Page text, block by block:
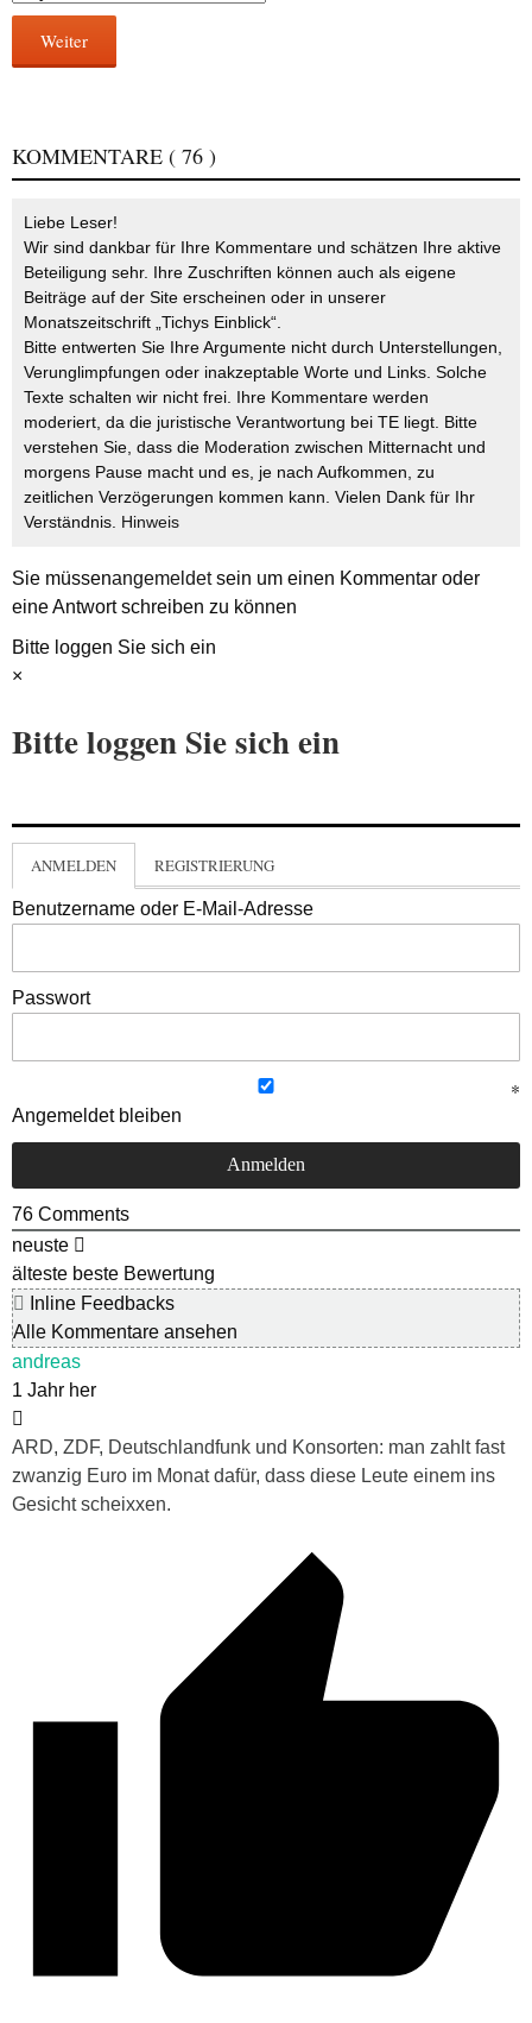
Weiter
KOMMENTARE ( 76 )
Liebe Leser!
Wir sind dankbar für Ihre Kommentare und schätzen Ihre aktive
Beteiligung sehr. Ihre Zuschriften können auch als eigene
Beiträge auf der Site erscheinen oder in unserer
Monatszeitschrift „Tichys Einblick“.
Bitte entwerten Sie Ihre Argumente nicht durch Unterstellungen,
Verunglimpfungen oder inakzeptable Worte und Links. Solche
Texte schalten wir nicht frei. Ihre Kommentare werden
moderiert, da die juristische Verantwortung bei TE liegt. Bitte
verstehen Sie, dass die Moderation zwischen Mitternacht und
morgens Pause macht und es, je nach Aufkommen, zu
zeitlichen Verzögerungen kommen kann. Vielen Dank für Ihr
Verständnis. Hinweis
Sie müssenangemeldetsein um einen Kommentar oder
eine Antwort schreiben zu können
Bitte loggen Sie sich ein
×
Bitte loggen Sie sich ein
ANMELDEN REGISTRIERUNG
Benutzername oder E-Mail-Adresse
Passwort
Angemeldet bleiben
76 Comments
neuste
älteste beste Bewertung
Inline Feedbacks
Alle Kommentare ansehen
andreas
1 Jahr her
ARD, ZDF, Deutschlandfunk und Konsorten: man zahlt fast
zwanzig Euro im Monat dafür, dass diese Leute einem ins
Gesicht scheixxen.